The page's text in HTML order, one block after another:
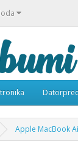
Apple MacBook